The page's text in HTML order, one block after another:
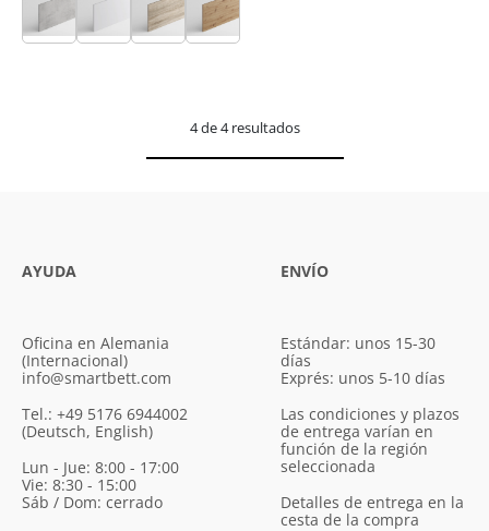
4 de 4 resultados
AYUDA
Oficina en Alemania
(Internacional)
info@smartbett.com
Tel.: +49 5176 6944002
(Deutsch, English)
Lun - Jue: 8:00 - 17:00
Vie: 8:30 - 15:00
Sáb / Dom: cerrado
ENVÍO
Estándar: unos 15-30
días
Exprés: unos 5-10 días
Las condiciones y plazos
de entrega varían en
función de la región
seleccionada
Detalles de entrega en la
cesta de la compra